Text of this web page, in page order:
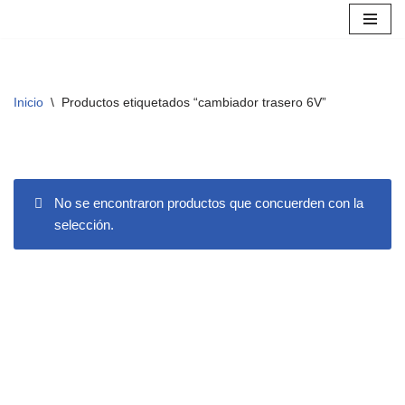
Inicio \ Productos etiquetados “cambiador trasero 6V”
No se encontraron productos que concuerden con la
selección.